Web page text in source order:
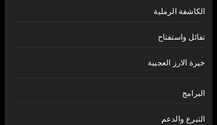
الكاشفة الرملية
تفائل واستفتاح
خيرة الارز العجيبة
البرامج
التبرع والدعم